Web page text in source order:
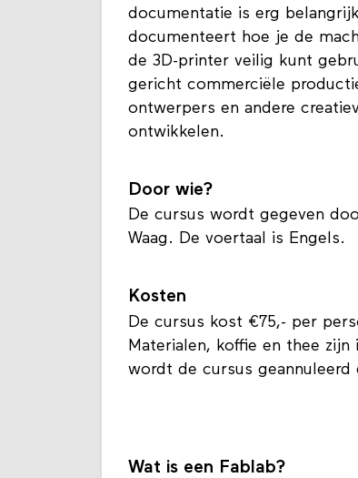
documentatie is erg
documenteert hoe je de
de 3D-printer veilig kunt
gericht commerciële
ontwerpers en andere
ontwikkelen.
Door wie?
De cursus wordt gegeven
Waag. De voertaal is Engels.
Kosten
De cursus kost €75,- per
Materialen, koffie en thee
wordt de cursus
Wat is een Fablab?